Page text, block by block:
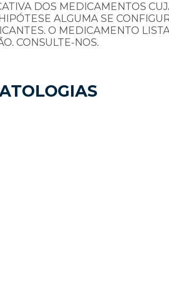
DOS MEDICAMENTOS
ALGUMA SE
O MEDICAMENTO
CONSULTE-NOS.